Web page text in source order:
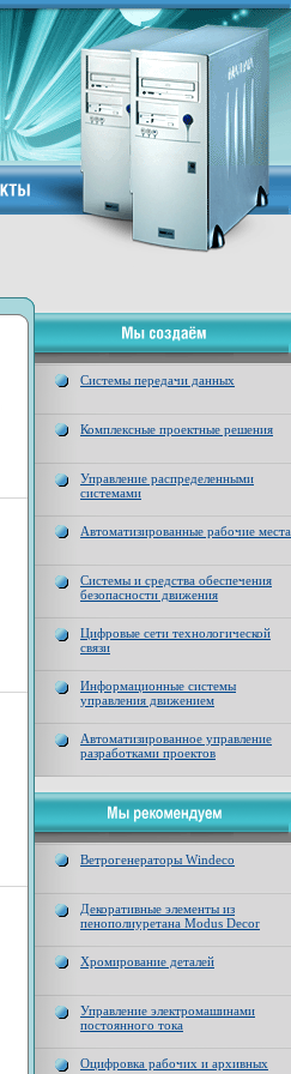
Системы передачи данных
Комплексные проектные решения
Управление распределенными
системами
Автоматизированные рабочие места
Системы и средства обеспечения
безопасности движения
Цифровые сети технологической
связи
Информационные системы
управления движением
Автоматизированное управление
разработками проектов
Ветрогенераторы Windeco
Декоративные элементы из
пенополиуретана Modus Decor
Хромирование деталей
Управление электромашинами
постоянного тока
Оцифровка рабочих и архивных